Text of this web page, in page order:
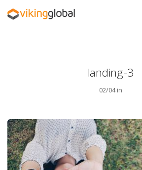
landing-3
02/04 in